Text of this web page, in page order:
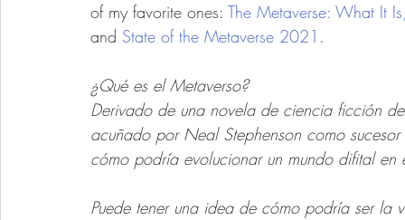
of my favorite ones: The Metaverse: What It
and State of the Metaverse 2021 .
¿Qué es el Metaverso?
Derivado de una novela de ciencia ficción
acuñado por Neal Stephenson como
cómo podría evolucionar un mundo difital en
Puede tener una idea de cómo podría ser